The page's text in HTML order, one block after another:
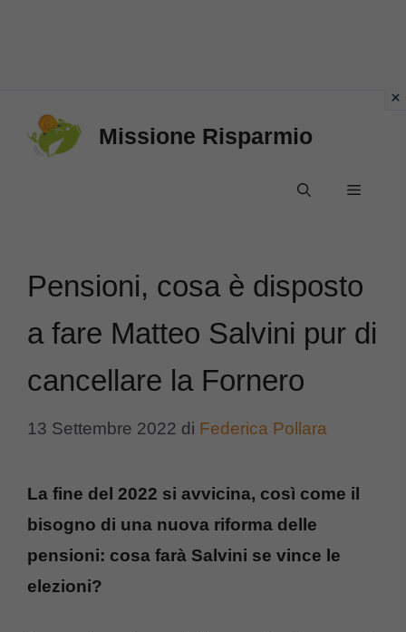
Missione Risparmio
Menu
Pensioni, cosa è disposto
a fare Matteo Salvini pur di
cancellare la Fornero
13 Settembre 2022 di Federica Pollara
La fine del 2022 si avvicina, così come il
bisogno di una nuova riforma delle
pensioni: cosa farà Salvini se vince le
elezioni?